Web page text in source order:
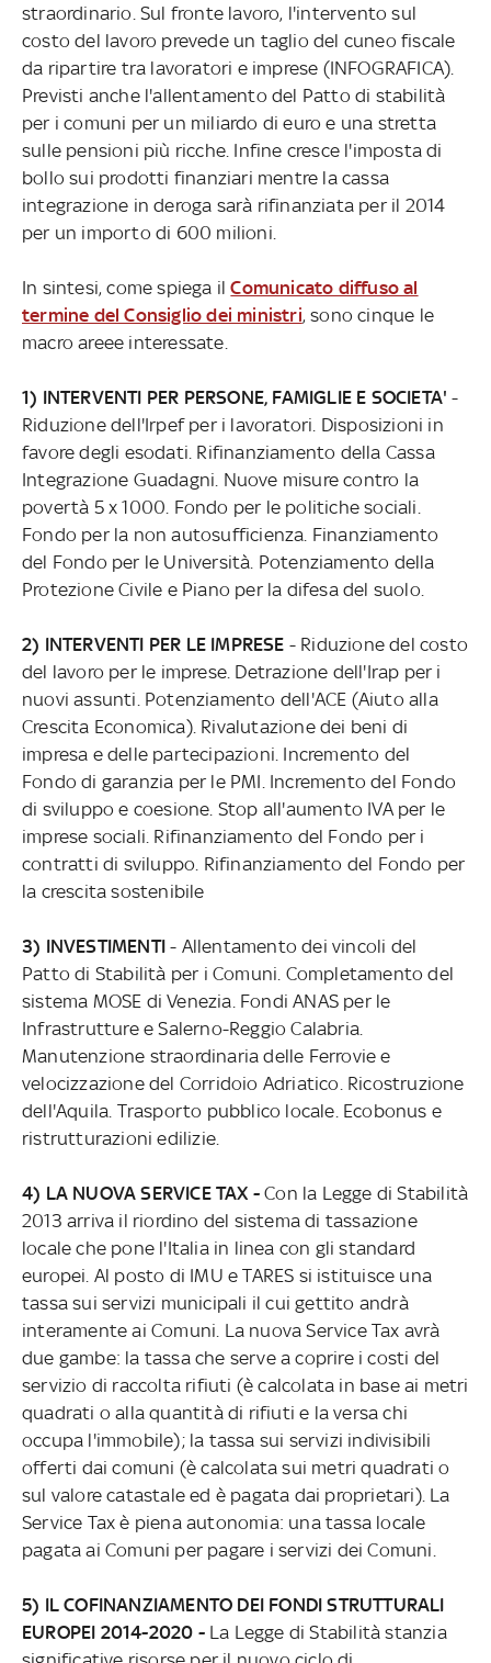
straordinario. Sul fronte lavoro, l'intervento sul
costo del lavoro prevede un taglio del cuneo fiscale
da ripartire tra lavoratori e imprese (INFOGRAFICA).
Previsti anche l'allentamento del Patto di stabilità
per i comuni per un miliardo di euro e una stretta
sulle pensioni più ricche. Infine cresce l'imposta di
bollo sui prodotti finanziari mentre la cassa
integrazione in deroga sarà rifinanziata per il 2014
per un importo di 600 milioni.
In sintesi, come spiega ilComunicato diffuso al
termine del Consiglio dei ministri, sono cinque le
macro areee interessate.
1) INTERVENTI PER PERSONE, FAMIGLIE E SOCIETA'-
Riduzione dell'Irpef per i lavoratori. Disposizioni in
favore degli esodati. Rifinanziamento della Cassa
Integrazione Guadagni. Nuove misure contro la
povertà 5 x 1000. Fondo per le politiche sociali.
Fondo per la non autosufficienza. Finanziamento
del Fondo per le Università. Potenziamento della
Protezione Civile e Piano per la difesa del suolo.
2) INTERVENTI PER LE IMPRESE - Riduzione del costo
del lavoro per le imprese. Detrazione dell'Irap per i
nuovi assunti. Potenziamento dell'ACE (Aiuto alla
Crescita Economica). Rivalutazione dei beni di
impresa e delle partecipazioni. Incremento del
Fondo di garanzia per le PMI. Incremento del Fondo
di sviluppo e coesione. Stop all'aumento IVA per le
imprese sociali. Rifinanziamento del Fondo per i
contratti di sviluppo. Rifinanziamento del Fondo per
la crescita sostenibile
3) INVESTIMENTI- Allentamento dei vincoli del
Patto di Stabilità per i Comuni. Completamento del
sistema MOSE di Venezia. Fondi ANAS per le
Infrastrutture e Salerno-Reggio Calabria.
Manutenzione straordinaria delle Ferrovie e
velocizzazione del Corridoio Adriatico. Ricostruzione
dell'Aquila. Trasporto pubblico locale. Ecobonus e
ristrutturazioni edilizie.
4) LA NUOVA SERVICE TAX -Con la Legge di Stabilità
2013 arriva il riordino del sistema di tassazione
locale che pone l'Italia in linea con gli standard
europei. Al posto di IMU e TARES si istituisce una
tassa sui servizi municipali il cui gettito andrà
interamente ai Comuni. La nuova Service Tax avrà
due gambe: la tassa che serve a coprire i costi del
servizio di raccolta rifiuti (è calcolata in base ai metri
quadrati o alla quantità di rifiuti e la versa chi
occupa l'immobile); la tassa sui servizi indivisibili
offerti dai comuni (è calcolata sui metri quadrati o
sul valore catastale ed è pagata dai proprietari). La
Service Tax è piena autonomia: una tassa locale
pagata ai Comuni per pagare i servizi dei Comuni.
5) IL COFINANZIAMENTO DEI FONDI STRUTTURALI
EUROPEI 2014-2020 -La Legge di Stabilità stanzia